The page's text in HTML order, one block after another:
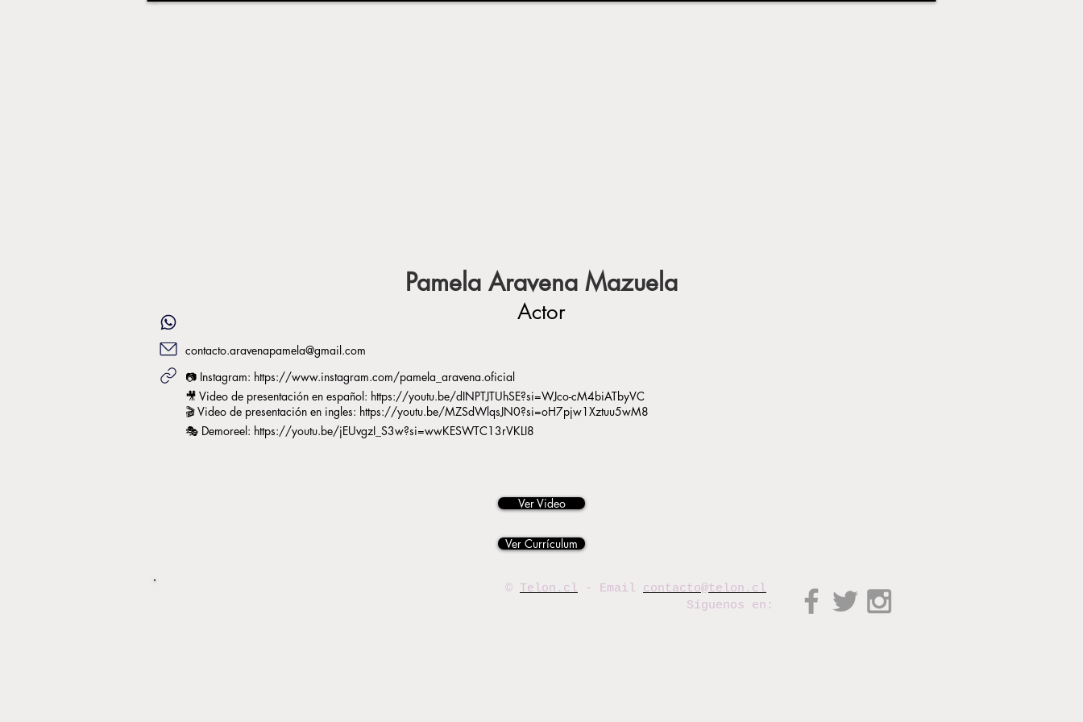
Pamela Aravena Mazuela
Actor
contacto.aravenapamela@gmail.com
📷 Instagram: https://www.instagram.com/pamela_aravena.oficial
🎥 Video de presentación en español: https://youtu.be/dINPTJTUhSE?si=WJco-cM4biATbyVC
🎬 Video de presentación en ingles: https://youtu.be/MZSdWlqsJN0?si=oH7pjw1Xztuu5wM8
🎭️ Demoreel: https://youtu.be/jEUvgzI_S3w?si=wwKESWTC13rVKLI8
Ver Video
Ver Currículum
© Telon.cl - Email contacto@telon.cl
Síguenos en: